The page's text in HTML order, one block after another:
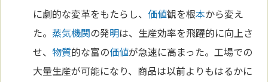
に劇的な変革をもたらし、 価値観を根本から変え
た。 蒸気機関の発明は、生産効率を飛躍的に向上さ
せ、 物質的な富の価値が急速に高まった。工場での
大量生産が可能になり、商品は以前よりもはるかに